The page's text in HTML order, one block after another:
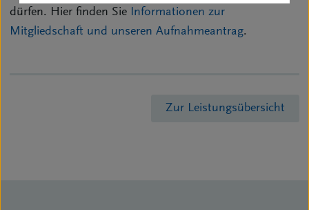
dürfen. Hier finden Sie Informationen zur
Mitgliedschaft und unseren Aufnahmeantrag.
Zur Leistungsübersicht